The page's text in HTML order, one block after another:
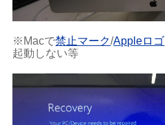
※Macで禁止マーク/Appleロゴ
起動しない等